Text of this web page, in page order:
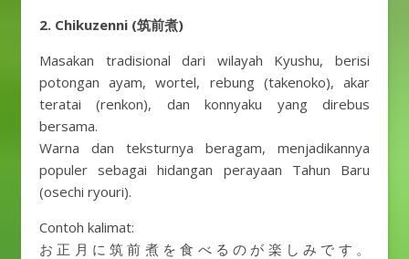
2. Chikuzenni (筑前煮)
Masakan tradisional dari wilayah Kyushu, berisi
potongan ayam, wortel, rebung (takenoko), akar
teratai (renkon), dan konnyaku yang direbus
bersama.
Warna dan teksturnya beragam, menjadikannya
populer sebagai hidangan perayaan Tahun Baru
(osechi ryouri).
Contoh kalimat:
お正月に筑前煮を食べるのが楽しみです。